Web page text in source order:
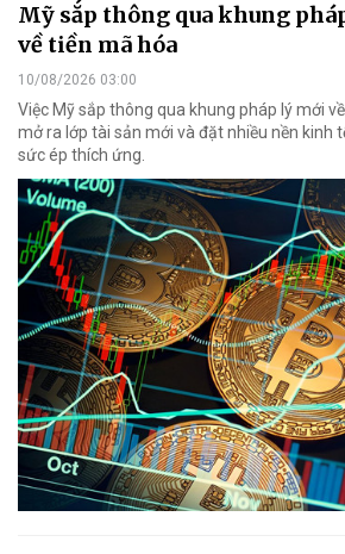
Mỹ sắp thông qua khung
về tiền mã hóa
10/08/2026 03:00
Việc Mỹ sắp thông qua khung pháp lý mới
mở ra lớp tài sản mới và đặt nhiều nền kinh
sức ép thích ứng.